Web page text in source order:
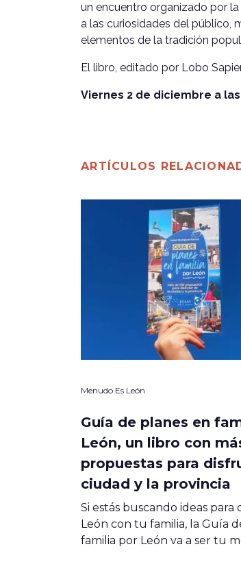
un encuentro organizado por la
a las curiosidades del público,
elementos de la tradición
El libro, editado por Lobo
Viernes 2 de diciembre a las
ARTÍCULOS
Menudo Es León
Guía de planes en
León, un libro con
propuestas para
ciudad y la provincia
Si estás buscando ideas para
León con tu familia, la Guía
familia por León va a ser tu